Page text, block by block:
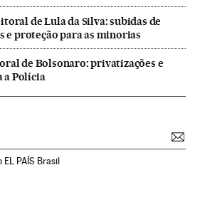
de Lula da Silva: subidas de
e proteção para as minorias
de Bolsonaro: privatizações e
a Polícia
PAÍS Brasil